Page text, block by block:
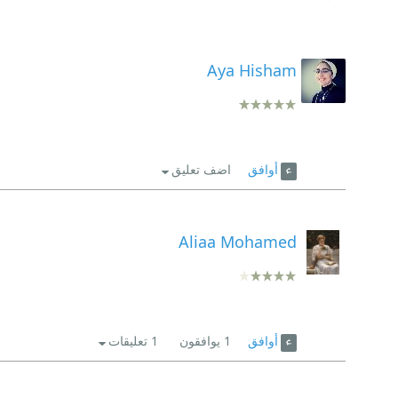
Aya Hisham
أوافق اضف تعليق
Aliaa Mohamed
أوافق 1 يوافقون 1 تعليقات